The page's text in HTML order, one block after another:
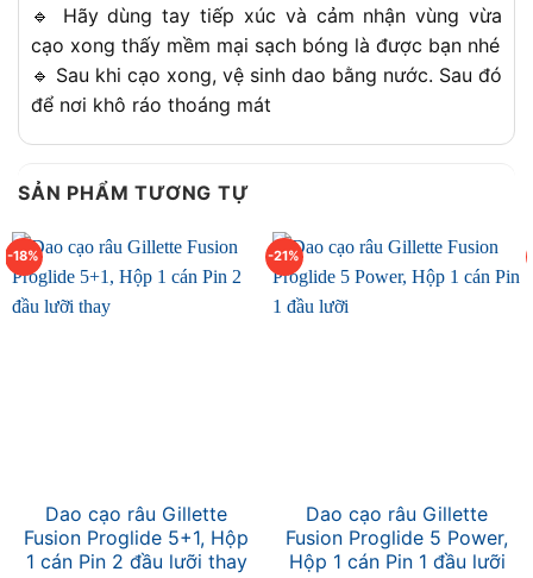
🔹 Hãy dùng tay tiếp xúc và cảm nhận vùng vừa
cạo xong thấy mềm mại sạch bóng là được bạn nhé
🔹 Sau khi cạo xong, vệ sinh dao bằng nước. Sau đó
để nơi khô ráo thoáng mát
SẢN PHẨM TƯƠNG TỰ
-18%
Dao cạo râu Gillette
Fusion Proglide 5+1, Hộp
1 cán Pin 2 đầu lưỡi thay
-21%
Dao cạo râu Gillette
Fusion Proglide 5 Power,
Hộp 1 cán Pin 1 đầu lưỡi